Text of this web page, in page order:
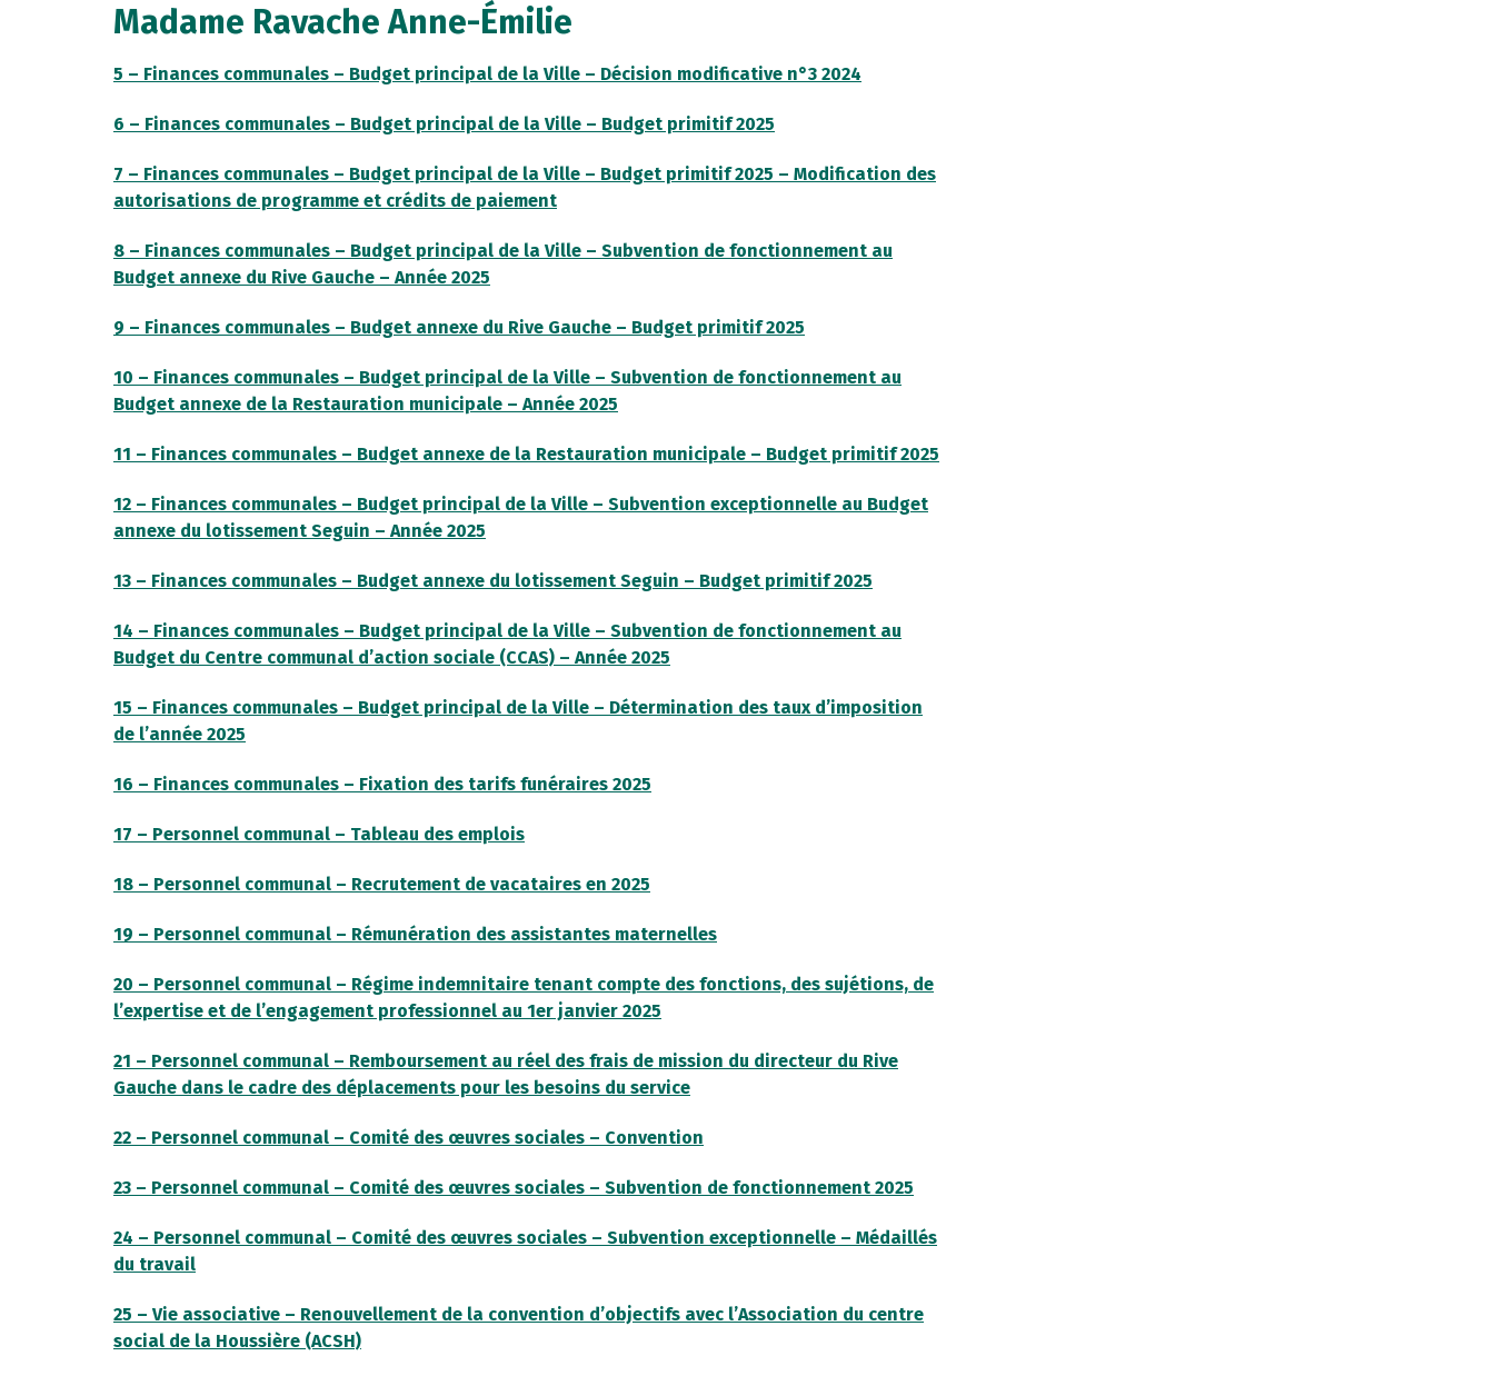
Madame Ravache Anne-Émilie
5 – Finances communales – Budget principal de la Ville – Décision modificative n°3 2024
6 – Finances communales – Budget principal de la Ville – Budget primitif 2025
7 – Finances communales – Budget principal de la Ville – Budget primitif 2025 – Modification des
autorisations de programme et crédits de paiement
8 – Finances communales – Budget principal de la Ville – Subvention de fonctionnement au
Budget annexe du Rive Gauche – Année 2025
9 – Finances communales – Budget annexe du Rive Gauche – Budget primitif 2025
10 – Finances communales – Budget principal de la Ville – Subvention de fonctionnement au
Budget annexe de la Restauration municipale – Année 2025
11 – Finances communales – Budget annexe de la Restauration municipale – Budget primitif 2025
12 – Finances communales – Budget principal de la Ville – Subvention exceptionnelle au Budget
annexe du lotissement Seguin – Année 2025
13 – Finances communales – Budget annexe du lotissement Seguin – Budget primitif 2025
14 – Finances communales – Budget principal de la Ville – Subvention de fonctionnement au
Budget du Centre communal d’action sociale (CCAS) – Année 2025
15 – Finances communales – Budget principal de la Ville – Détermination des taux d’imposition
de l’année 2025
16 – Finances communales – Fixation des tarifs funéraires 2025
17 – Personnel communal – Tableau des emplois
18 – Personnel communal – Recrutement de vacataires en 2025
19 – Personnel communal – Rémunération des assistantes maternelles
20 – Personnel communal – Régime indemnitaire tenant compte des fonctions, des sujétions, de
l’expertise et de l’engagement professionnel au 1er janvier 2025
21 – Personnel communal – Remboursement au réel des frais de mission du directeur du Rive
Gauche dans le cadre des déplacements pour les besoins du service
22 – Personnel communal – Comité des œuvres sociales – Convention
23 – Personnel communal – Comité des œuvres sociales – Subvention de fonctionnement 2025
24 – Personnel communal – Comité des œuvres sociales – Subvention exceptionnelle – Médaillés
du travail
25 – Vie associative – Renouvellement de la convention d’objectifs avec l’Association du centre
social de la Houssière (ACSH)